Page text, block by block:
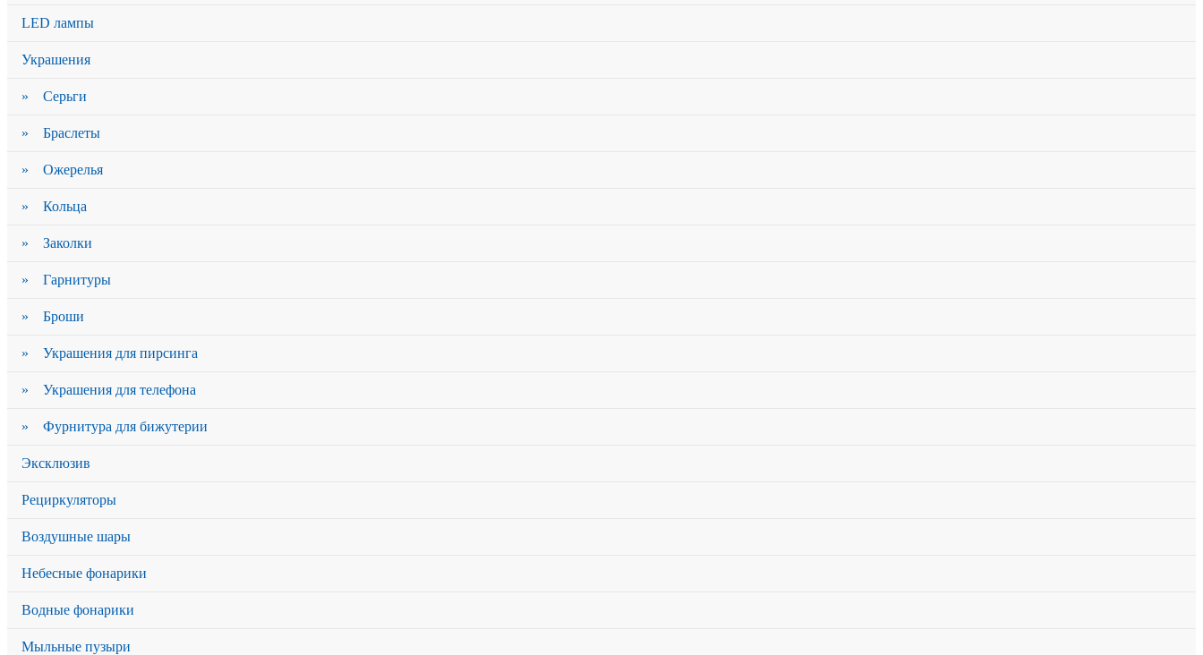
LED лампы
Украшения
» Серьги
» Браслеты
» Ожерелья
» Кольца
» Заколки
» Гарнитуры
» Броши
» Украшения для пирсинга
» Украшения для телефона
» Фурнитура для бижутерии
Эксклюзив
Рециркуляторы
Воздушные шары
Небесные фонарики
Водные фонарики
Мыльные пузыри